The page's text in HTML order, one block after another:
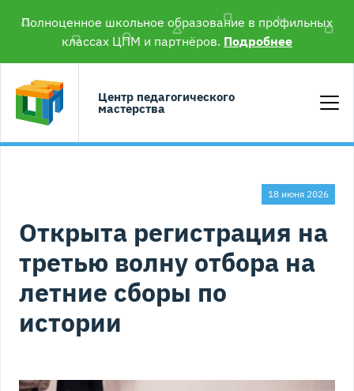
Полноценное школьное образование в профильных
классах ЦПМ и партнёров. Подробнее
Центр педагогического
мастерства
18 июня 2026
Открыта регистрация на
третью волну отбора на
летние сборы по
истории